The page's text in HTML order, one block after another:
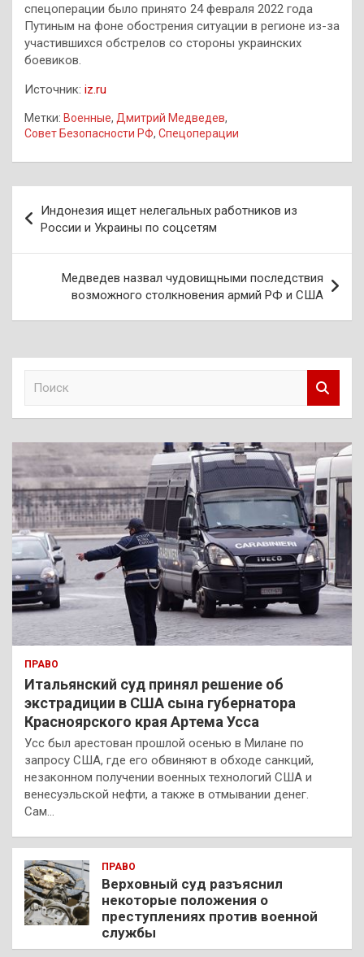
спецоперации было принято 24 февраля 2022 года
Путиным на фоне обострения ситуации в регионе из-за
участившихся обстрелов со стороны украинских
боевиков.
Источник: iz.ru
Метки: Военные, Дмитрий Медведев,
Совет Безопасности РФ, Спецоперации
по
записям
Индонезия ищет нелегальных работников из
России и Украины по соцсетям
Медведев назвал чудовищными последствия
возможного столкновения армий РФ и США
к
ПРАВО
Итальянский суд принял решение об
экстрадиции в США сына губернатора
Красноярского края Артема Усса
Усс был арестован прошлой осенью в Милане по
запросу США, где его обвиняют в обходе санкций,
незаконном получении военных технологий США и
венесуэльской нефти, а также в отмывании денег.
Сам…
ПРАВО
Верховный суд разъяснил
некоторые положения о
преступлениях против военной
службы